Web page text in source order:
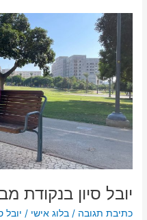
יובל סיון בנקודת
כתיבת תגובה /בלוג אישי / יובל
בנקודת
מבט
על
חוסן
לאומי